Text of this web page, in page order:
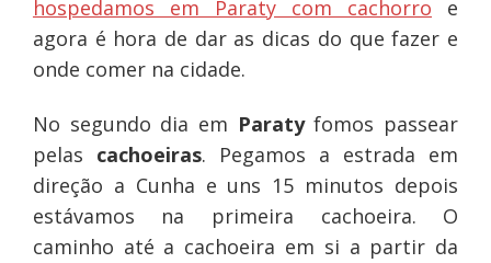
hospedamos em Paraty com cachorro e
agora é hora de dar as dicas do que fazer e
onde comer na cidade.
No segundo dia em Paratyfomos passear
pelas cachoeiras. Pegamos a estrada em
direção a Cunha e uns 15 minutos depois
estávamos na primeira cachoeira. O
caminho até a cachoeira em si a partir da